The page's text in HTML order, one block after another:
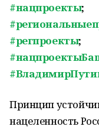
#нацпроекты;
#регпроекты;
Принцип
нацеленность